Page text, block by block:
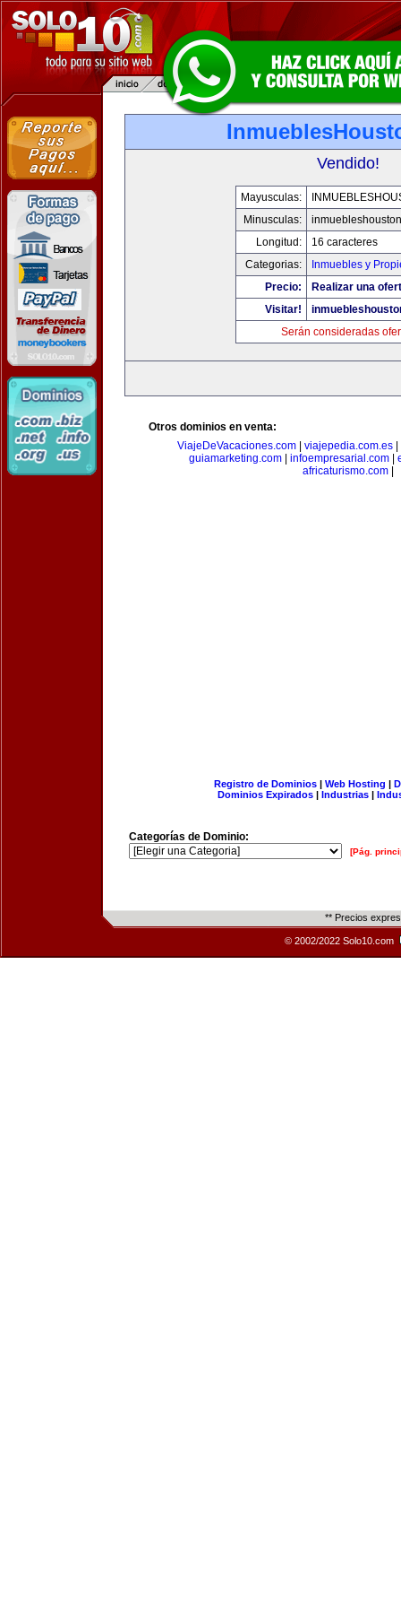
Vendido!
Mayusculas:
Minusculas:
Longitud:
16 caracteres
Categorias:
Inmuebles y
Precio:
Realizar una
Visitar!
Serán consideradas
Otros dominios en venta:
ViajeDeVacaciones.com
viajepedia.com.es
guiamarketing.com| infoempresarial.com|
africaturismo.com
Registro de Dominios| Web Hosting |
Dominios Expirados | Industrias |
Categorías de Dominio:
[Pág.
** Precios
© 2002/2022 Solo10.com